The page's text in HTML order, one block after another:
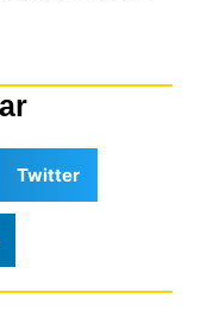
Twitter